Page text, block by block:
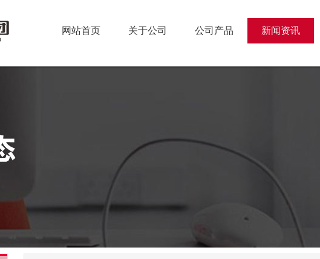
网站首页 关于公司 公司产品 新闻资讯